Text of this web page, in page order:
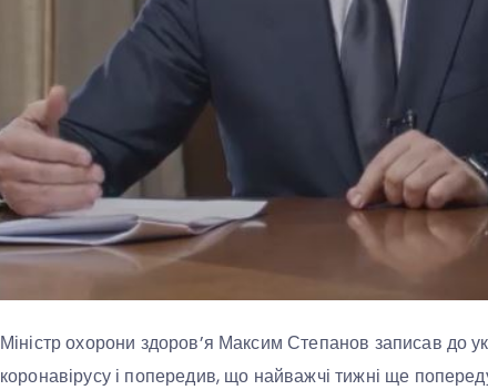
Міністр охорони здоров’я Максим Степанов записав до
коронавірусу і попередив, що найважчі тижні ще